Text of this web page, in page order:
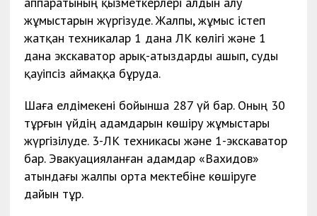
жұмыстарын жүргізуде. Жалпы, жұмыс істеп
жатқан техникалар 1 дана ЛК көлігі және 1
дана экскаватор арық-атыздарды ашып, суды
қауіпсіз аймаққа бұруда.
Шаға елдімекені бойынша 287 үй бар. Оның 30
тұрғын үйдің адамдарын көшіру жұмыстары
жүргізілуде. 3-ЛК техникасы және 1-экскаватор
бар. Эвакуацияланған адамдар «Вахидов»
атындағы жалпы орта мектебіне көшіруге
дайын тұр.